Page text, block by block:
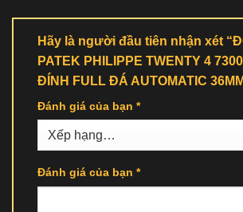
Hãy là người đầu tiên nhận xét
PATEK PHILIPPE TWENTY 4
ĐÍNH FULL ĐÁ AUTOMATIC
Đánh giá của bạn *
Đánh giá của bạn *